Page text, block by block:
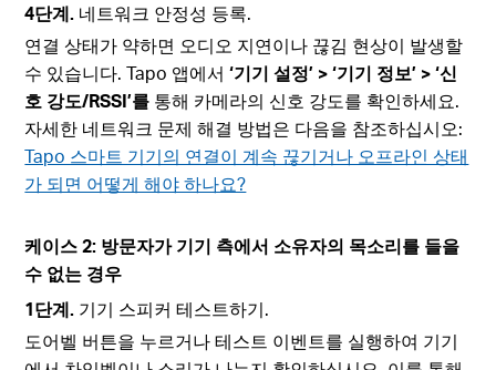
4단계. 네트워크 안정성 등록.
연결 상태가 약하면 오디오 지연이나 끊김 현상이 발생할
수 있습니다. Tapo 앱에서‘기기 설정’ > ‘기기 정보’ > ‘신
호 강도/RSSI’를 통해 카메라의 신호 강도를 확인하세요.
자세한 네트워크 문제 해결 방법은 다음을 참조하십시오:
Tapo 스마트 기기의 연결이 계속 끊기거나 오프라인 상태
가 되면 어떻게 해야 하나요?
케이스 2: 방문자가 기기 측에서 소유자의 목소리를 들을
수 없는 경우
1단계. 기기 스피커 테스트하기.
도어벨 버튼을 누르거나 테스트 이벤트를 실행하여 기기